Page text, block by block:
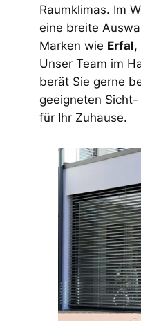
Raumklimas. Im
eine breite
Marken wie Erfal,
Unser Team im
berät Sie gerne
geeigneten
für Ihr Zuhause.